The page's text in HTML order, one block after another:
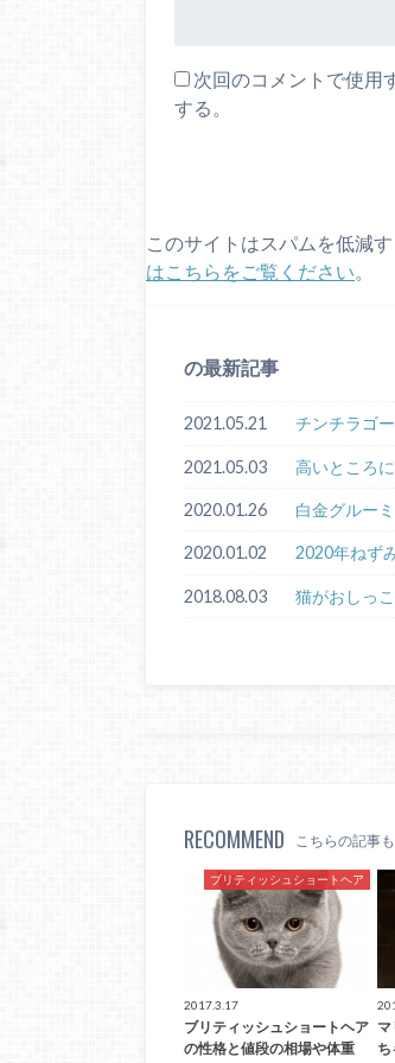
次回のコメントで使用
する。
このサイトはスパムを低減
はこちらをご覧ください。
の最新記事
2021.05.21 チンチラゴ
2021.05.03 高いところ
2020.01.26 白金グルー
2020.01.02 2020年ねず
2018.08.03 猫がおしっ
RECOMMEND こちらの記事も
ブリティッシュショートヘア
2017.3.17
ブリティッシュショートヘア
の性格と値段の相場や体重
ち